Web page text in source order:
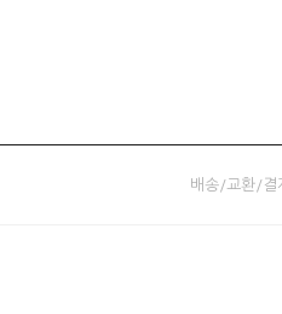
배송/교환/결